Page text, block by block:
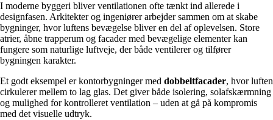
I moderne byggeri bliver ventilationen ofte tænkt ind allerede i
designfasen. Arkitekter og ingeniører arbejder sammen om at skabe
bygninger, hvor luftens bevægelse bliver en del af oplevelsen. Store
atrier, åbne trapperum og facader med bevægelige elementer kan
fungere som naturlige luftveje, der både ventilerer og tilfører
bygningen karakter.
Et godt eksempel er kontorbygninger med dobbeltfacader, hvor luften
cirkulerer mellem to lag glas. Det giver både isolering, solafskærmning
og mulighed for kontrolleret ventilation – uden at gå på kompromis
med det visuelle udtryk.